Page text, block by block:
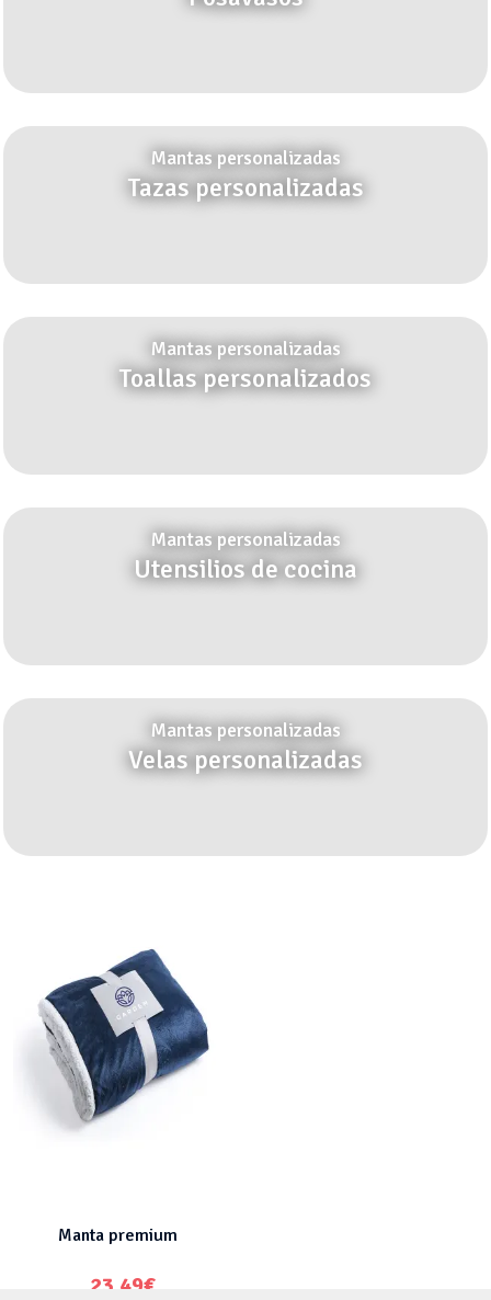
Mantas personalizadas
Tazas personalizadas
Mantas personalizadas
Toallas personalizados
Mantas personalizadas
Utensilios de cocina
Mantas personalizadas
Velas personalizadas
Manta premium
23.49€